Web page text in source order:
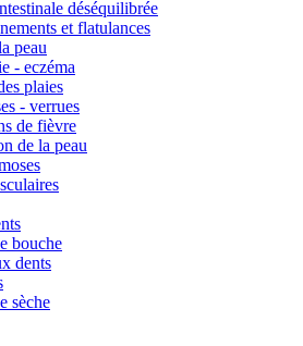
déséquilibrée
et flatulances
peau
- eczéma
plaies
- verrues
de fièvre
de la peau
bouche
dents
sèche